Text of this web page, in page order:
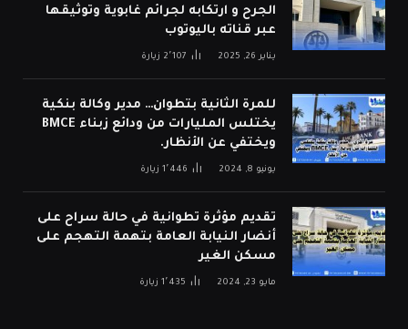
الجرح و ارتكابه لجرائم غابوية وتوثيقها
عبر قناته باليوتوب
يناير 26, 2025 2٬107 زيارة
للمرة الثانية بتطوان… مدير وكالة بنكية
يختلس المليارات من ودائع زبناء BMCE
ويختفي عن الأنظار.
يونيو 8, 2024 1٬446 زيارة
تقديم مؤثرة تطوانية في حالة سراح على
أنضار النيابة العامة بتهمة التهجم على
مسكن الغير
مايو 23, 2024 1٬435 زيارة